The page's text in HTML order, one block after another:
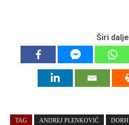
Širi dalje
TAG ANDREJ PLENKOVIĆ DORH